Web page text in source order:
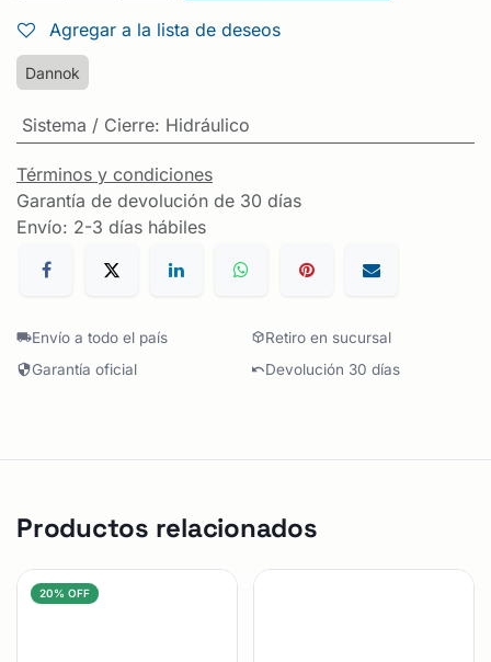
Agregar a la lista de deseos
Dannok
Sistema / Cierre: Hidráulico
Términos y condiciones
Garantía de devolución de 30 días
Envío: 2-3 días hábiles
Envío a todo el país
Retiro en sucursal
Garantía oficial
Devolución 30 días
Productos relacionados
20% OFF